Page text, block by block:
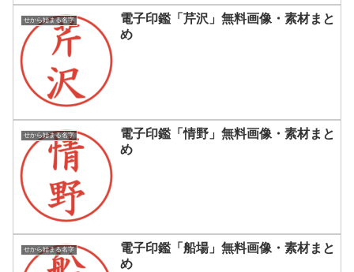
せから始まる名字
電子印鑑「芹沢」無料画像・素材まと
め
せから始まる名字
電子印鑑「情野」無料画像・素材まと
め
せから始まる名字
電子印鑑「船場」無料画像・素材まと
め